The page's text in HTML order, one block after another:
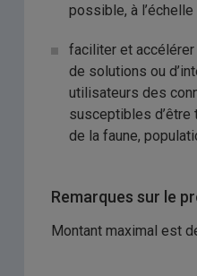
possible, à
faciliter et
de solutions ou
utilisateurs des
susceptibles d’être
de la faune,
Remarques sur le
Montant maximal est